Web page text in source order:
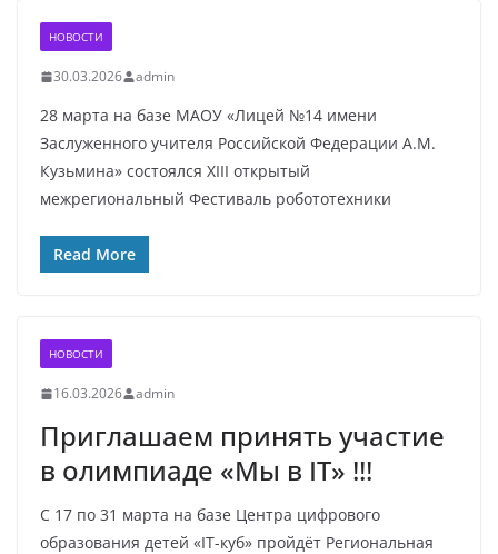
НОВОСТИ
30.03.2026 admin
28 марта на базе МАОУ «Лицей №14 имени
Заслуженного учителя Российской Федерации А.М.
Кузьмина» состоялся XIII открытый
межрегиональный Фестиваль робототехники
Read More
НОВОСТИ
16.03.2026 admin
Приглашаем принять участие
в олимпиаде «Мы в IT» !!!
С 17 по 31 марта на базе Центра цифрового
образования детей «IT-куб» пройдёт Региональная